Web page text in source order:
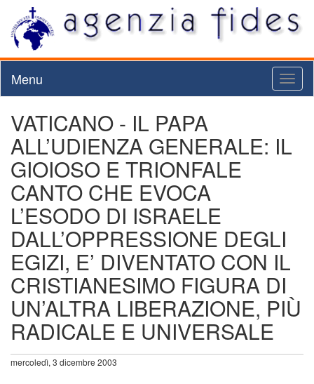
Menu
VATICANO - IL PAPA
ALL’UDIENZA GENERALE: IL
GIOIOSO E TRIONFALE
CANTO CHE EVOCA
L’ESODO DI ISRAELE
DALL’OPPRESSIONE DEGLI
EGIZI, E’ DIVENTATO CON IL
CRISTIANESIMO FIGURA DI
UN’ALTRA LIBERAZIONE, PIÙ
RADICALE E UNIVERSALE
mercoledì, 3 dicembre 2003